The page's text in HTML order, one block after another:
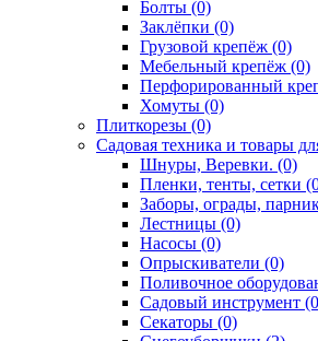
Болты (0)
Заклёпки (0)
Грузовой крепёж (0)
Мебельный крепёж (0)
Перфорированный
Хомуты (0)
Плиткорезы (0)
Садовая техника и товары
Шнуры, Веревки. (0)
Пленки, тенты, сетки
Заборы, ограды,
Лестницы (0)
Насосы (0)
Опрыскиватели (0)
Поливочное
Садовый инструмент
Секаторы (0)